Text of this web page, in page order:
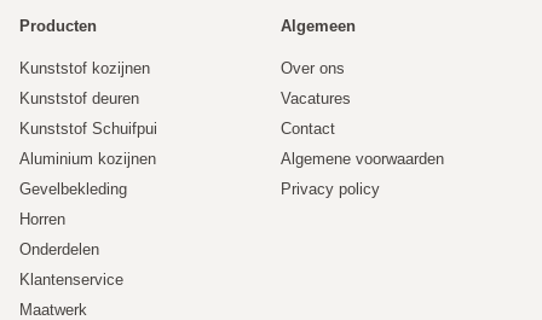
Producten
Kunststof kozijnen
Kunststof deuren
Kunststof Schuifpui
Aluminium kozijnen
Gevelbekleding
Horren
Onderdelen
Klantenservice
Maatwerk
Algemeen
Over ons
Vacatures
Contact
Algemene voorwaarden
Privacy policy